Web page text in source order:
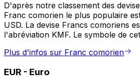
D'après notre classement des
Franc comorien le plus populaire
USD. La devise Francs comoriens
l'abréviation KMF. Le symbole de
Plus d'infos sur Franc comorien
EUR - Euro